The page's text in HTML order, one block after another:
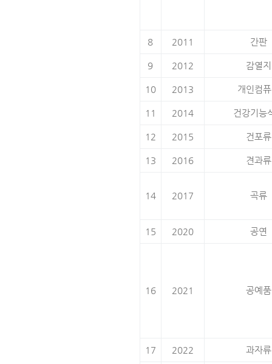
8 2011 간판
9 2012 감열지
10 2013 개인컴
11 2014 건강기능
12 2015 건포류
13 2016 견과류
14 2017 곡류
15 2020 공연
16 2021 공예품
17 2022 과자류